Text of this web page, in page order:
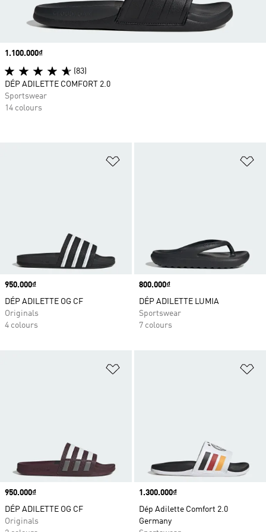
Price
950.000₫
DÉP ADILETTE OG CF
Originals
4 colours
Price
800.000₫
DÉP ADILETTE LUMIA
Sportswear
7 colours
Price
950.000₫
DÉP ADILETTE OG CF
Originals
Price
1.300.000₫
Dép Adilette Comfort 2.0
Germany
Price
1.100.000₫
(83)
DÉP ADILETTE COMFORT 2.0
Sportswear
14 colours